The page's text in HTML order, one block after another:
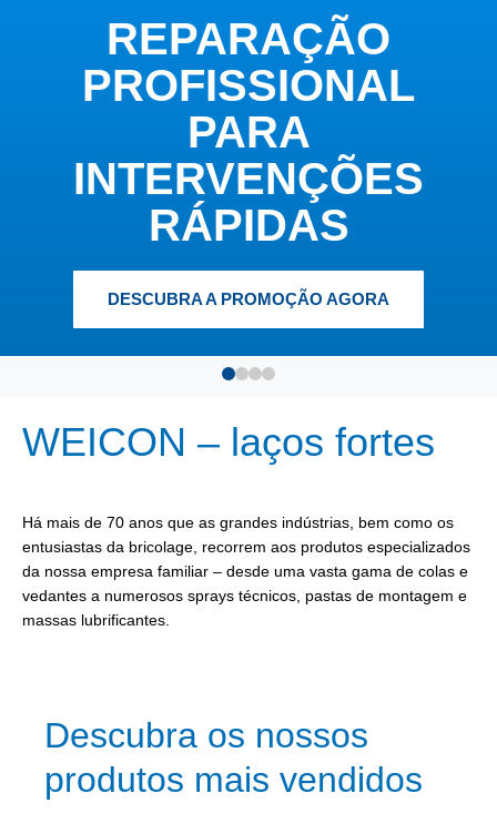
Mudança importante
nos cartuchos
MAIS INFORMAÇÕES
WEICON – laços fortes
Há mais de 70 anos que as grandes indústrias, bem como os
entusiastas da bricolage, recorrem aos produtos especializados
da nossa empresa familiar – desde uma vasta gama de colas e
vedantes a numerosos sprays técnicos, pastas de montagem e
massas lubrificantes.
Descubra os nossos
produtos mais vendidos